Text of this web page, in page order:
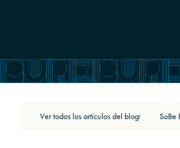
Ver todos los artículos del blog SoBe